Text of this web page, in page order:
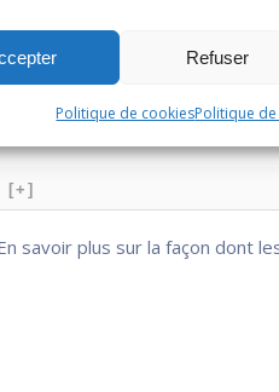
Refuser
Politique de cookiesPolitique
[+]
savoir plus sur la façon dont